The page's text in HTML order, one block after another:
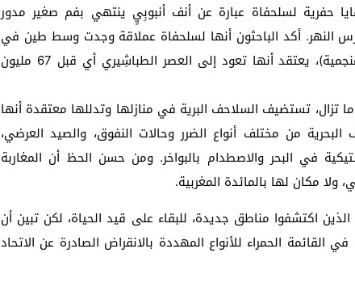
حفرية لسلحفاة عبارة عن أنف أنبوبِيٍ ينتهي بفم صغير مدور
النهر. أكد الباحثون أنها لسلحفاة عملاقة وجدت وسط طين في
حوض منجمي ضواحي مدينة خريبكة (مدينة منجمية)، يعتقد أنها تعود إلى العصر الطباشِيري أي قبل 67 مليون
تزال، تستضيف السلاحف البرية في منازلها وتدللها معتقدة أنها
من مختلف أنواع الضرر وحالات النفوق، والصيد العرضي،
في البحر والاصطدام بالبواخر. ومن حسن الحظ أن المغاربة
مكان لها بالمائدة المغربية.
اكتشفوا مناطق جديدة، للبقاء على قيد الحياة، لكن تبين أن
القائمة الحمراء للأنواع المهددة بالانقراض الصادرة عن الاتحاد